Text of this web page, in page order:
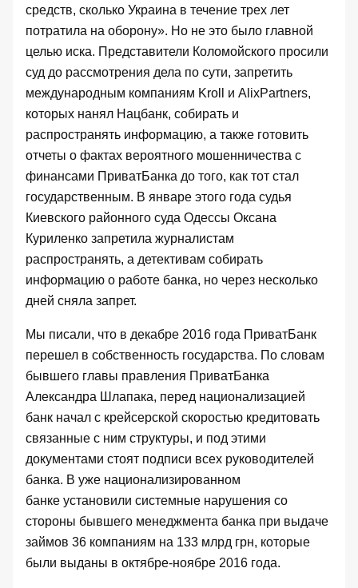
средств, сколько Украина в течение трех лет
потратила на оборону». Но не это было главной
целью иска. Представители Коломойского просили
суд до рассмотрения дела по сути, запретить
международным компаниям Kroll и AlixPartners,
которых нанял Нацбанк, собирать и
распространять информацию, а также готовить
отчеты о фактах вероятного мошенничества с
финансами ПриватБанка до того, как тот стал
государственным. В январе этого года судья
Киевского районного суда Одессы Оксана
Куриленко запретила журналистам
распространять, а детективам собирать
информацию о работе банка, но через несколько
дней сняла запрет.
Мы писали, что в декабре 2016 года ПриватБанк
перешел в собственность государства. По словам
бывшего главы правления ПриватБанка
Александра Шлапака, перед национализацией
банк начал с крейсерской скоростью кредитовать
связанные с ним структуры, и под этими
документами стоят подписи всех руководителей
банка. В уже национализированном
банке установили системные нарушения со
стороны бывшего менеджмента банка при выдаче
займов 36 компаниям на 133 млрд грн, которые
были выданы в октябре-ноябре 2016 года.